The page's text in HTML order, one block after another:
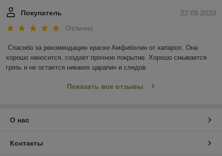
22.09.2020
Покупатель
Отлично
Спасибо за рекомендацию краски Амфиболин от капарол. Она
хорошо наносится, создает прочное покрытие. Хорошо смывается
грязь и не остается никаких царапин и следов.
Показать все отзывы
О нас
Контакты